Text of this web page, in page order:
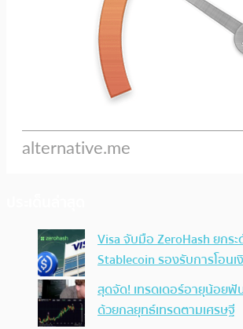
Visa จับมือ ZeroHash ยกระ
Stablecoin รองรับการโอนเ
สุดจัด! เทรดเดอร์อายุน้อยฟั
ด้วยกลยุทธ์เทรดตามเศรษฐี